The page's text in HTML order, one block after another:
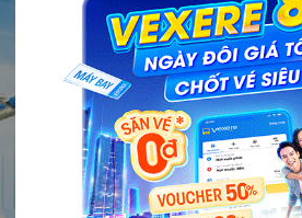
Ứng
Vexere
cao,
vụ thuê
Ứng
người
chóng
Tải